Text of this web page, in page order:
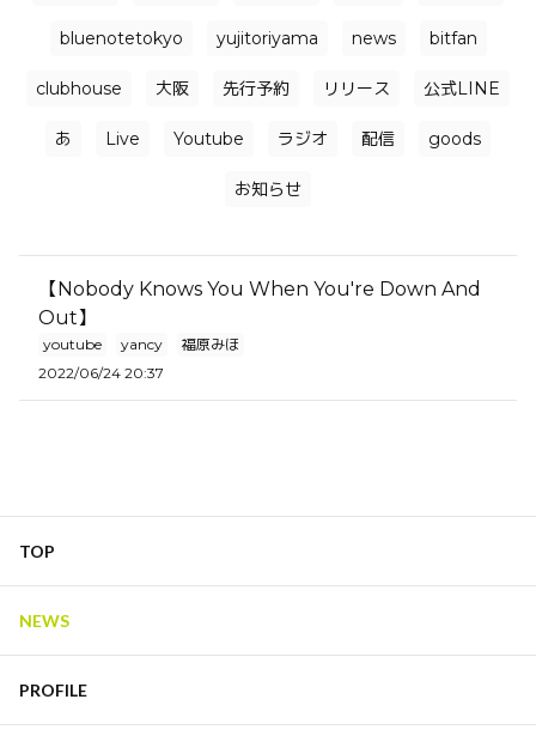
bluenotetokyo yujitoriyama news bitfan
clubhouse 大阪 先行予約 リリース 公式LINE
あ Live Youtube ラジオ 配信 goods
お知らせ
【Nobody Knows You When You're Down And
Out】
youtube yancy
福原みほ
2022/06/24 20:37
TOP
NEWS
PROFILE